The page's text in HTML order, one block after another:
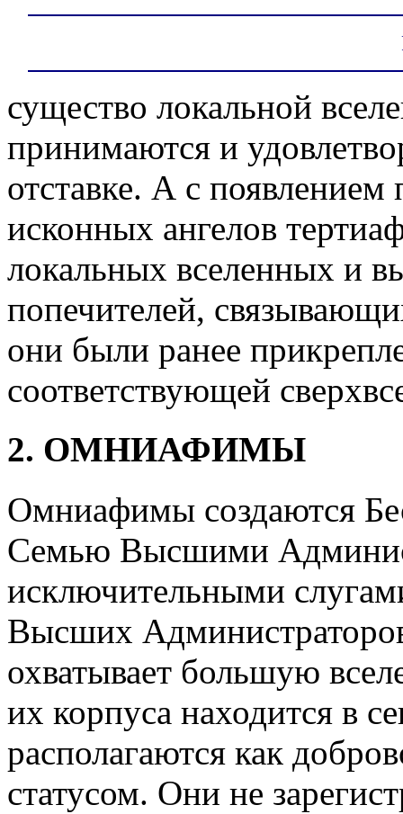
существо локальной
принимаются и
отставке. А с
исконных ангелов
локальных вселенных и
попечителей,
они были ранее
соответствующей
2. ОМНИАФИМЫ
Омниафимы создаются
Семью Высшими
исключительными
Высших
охватывает большую
их корпуса находится в
располагаются как
статусом. Они не